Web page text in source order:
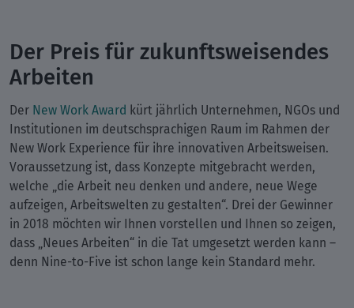
Der Preis für zukunftsweisendes
Arbeiten
Der New Work Award kürt jährlich Unternehmen, NGOs und
Institutionen im deutschsprachigen Raum im Rahmen der
New Work Experience für ihre innovativen Arbeitsweisen.
Voraussetzung ist, dass Konzepte mitgebracht werden,
welche „die Arbeit neu denken und andere, neue Wege
aufzeigen, Arbeitswelten zu gestalten“. Drei der Gewinner
in 2018 möchten wir Ihnen vorstellen und Ihnen so zeigen,
dass „Neues Arbeiten“ in die Tat umgesetzt werden kann –
denn Nine-to-Five ist schon lange kein Standard mehr.